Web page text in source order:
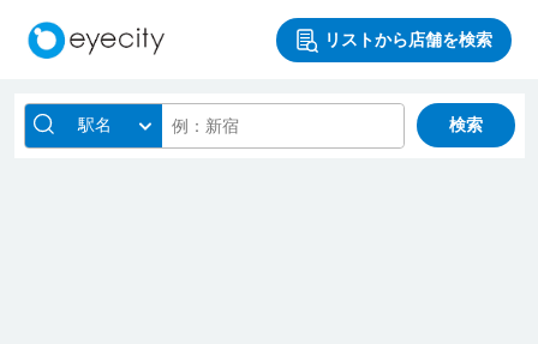
リストから店舗を検索
駅名 検索